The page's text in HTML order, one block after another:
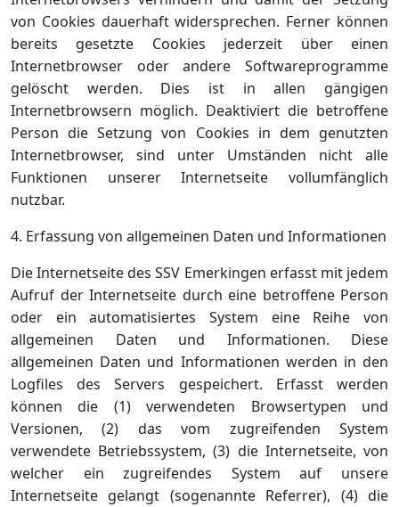
von Cookies dauerhaft widersprechen. Ferner können
bereits gesetzte Cookies jederzeit über einen
Internetbrowser oder andere Softwareprogramme
gelöscht werden. Dies ist in allen gängigen
Internetbrowsern möglich. Deaktiviert die betroffene
Person die Setzung von Cookies in dem genutzten
Internetbrowser, sind unter Umständen nicht alle
Funktionen unserer Internetseite vollumfänglich
nutzbar.
4. Erfassung von allgemeinen Daten und Informationen
Die Internetseite des SSV Emerkingen erfasst mit jedem
Aufruf der Internetseite durch eine betroffene Person
oder ein automatisiertes System eine Reihe von
allgemeinen Daten und Informationen. Diese
allgemeinen Daten und Informationen werden in den
Logfiles des Servers gespeichert. Erfasst werden
können die (1) verwendeten Browsertypen und
Versionen, (2) das vom zugreifenden System
verwendete Betriebssystem, (3) die Internetseite, von
welcher ein zugreifendes System auf unsere
Internetseite gelangt (sogenannte Referrer), (4) die